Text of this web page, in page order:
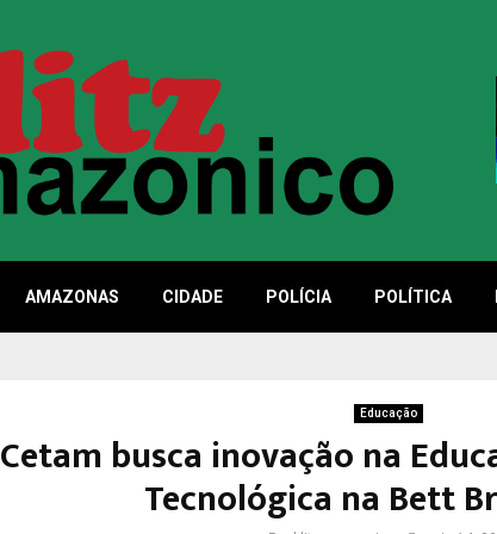
AMAZONAS CIDADE POLÍCIA POLÍTICA
Educação
Cetam busca inovação na
Tecnológica na Bett